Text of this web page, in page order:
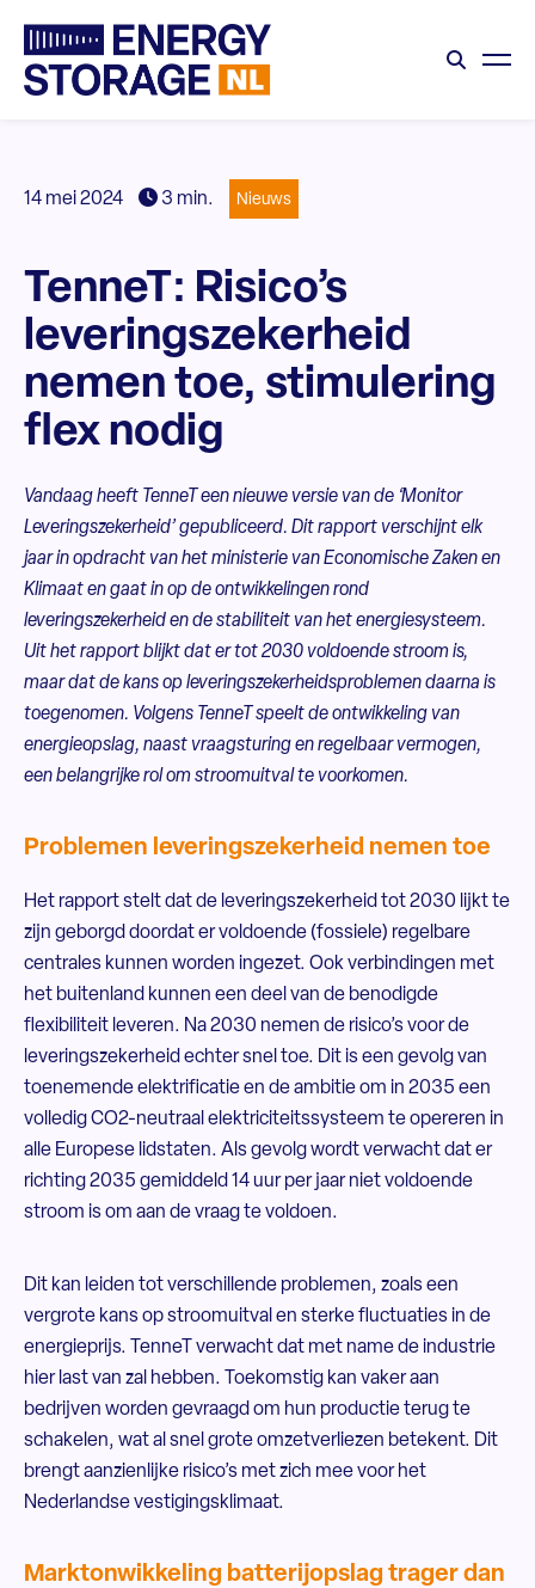
14 mei 2024 3 min. Nieuws
TenneT: Risico’s
leveringszekerheid
nemen toe, stimulering
flex nodig
Vandaag heeft TenneT een nieuwe versie van de ‘Monitor
Leveringszekerheid’ gepubliceerd. Dit rapport verschijnt elk
jaar in opdracht van het ministerie van Economische Zaken en
Klimaat en gaat in op de ontwikkelingen rond
leveringszekerheid en de stabiliteit van het energiesysteem.
Uit het rapport blijkt dat er tot 2030 voldoende stroom is,
maar dat de kans op leveringszekerheidsproblemen daarna is
toegenomen. Volgens TenneT speelt de ontwikkeling van
energieopslag, naast vraagsturing en regelbaar vermogen,
een belangrijke rol om stroomuitval te voorkomen.
Problemen leveringszekerheid nemen toe
Het rapport stelt dat de leveringszekerheid tot 2030 lijkt te
zijn geborgd doordat er voldoende (fossiele) regelbare
centrales kunnen worden ingezet. Ook verbindingen met
het buitenland kunnen een deel van de benodigde
flexibiliteit leveren. Na 2030 nemen de risico’s voor de
leveringszekerheid echter snel toe. Dit is een gevolg van
toenemende elektrificatie en de ambitie om in 2035 een
volledig CO2-neutraal elektriciteitssysteem te opereren in
alle Europese lidstaten. Als gevolg wordt verwacht dat er
richting 2035 gemiddeld 14 uur per jaar niet voldoende
stroom is om aan de vraag te voldoen.
Dit kan leiden tot verschillende problemen, zoals een
vergrote kans op stroomuitval en sterke fluctuaties in de
energieprijs. TenneT verwacht dat met name de industrie
hier last van zal hebben. Toekomstig kan vaker aan
bedrijven worden gevraagd om hun productie terug te
schakelen, wat al snel grote omzetverliezen betekent. Dit
brengt aanzienlijke risico’s met zich mee voor het
Nederlandse vestigingsklimaat.
Marktonwikkeling batterijopslag trager dan